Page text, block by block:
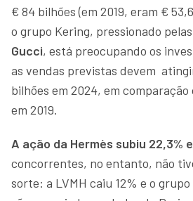
€ 84 bilhões (em 2019, eram €
o grupo Kering, pressionado pelas
Gucci, está preocupando os
as vendas previstas devem
bilhões em 2024, em comparação
em 2019.
A ação da Hermès subiu 22,3%
concorrentes, no entanto, não
sorte: a LVMH caiu 12% e o